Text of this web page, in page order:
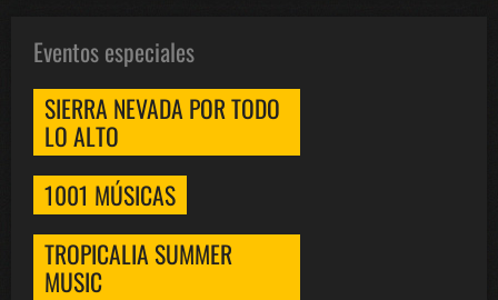
Eventos especiales
SIERRA NEVADA POR TODO
LO ALTO
1001 MÚSICAS
TROPICALIA SUMMER
MUSIC